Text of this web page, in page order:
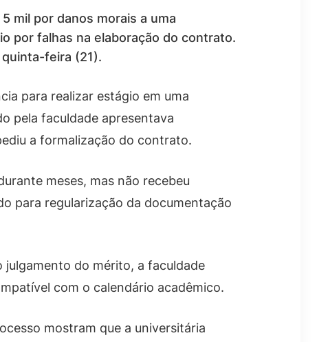
mil por danos morais a uma
por falhas na elaboração do contrato.
quinta-feira (21).
para realizar estágio em uma
pela faculdade apresentava
a formalização do contrato.
meses, mas não recebeu
para regularização da documentação
do mérito, a faculdade
com o calendário acadêmico.
mostram que a universitária